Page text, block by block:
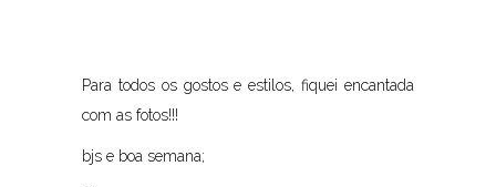
Para todos os gostos e estilos, fiquei encantada
com as fotos!!!
bjs e boa semana;